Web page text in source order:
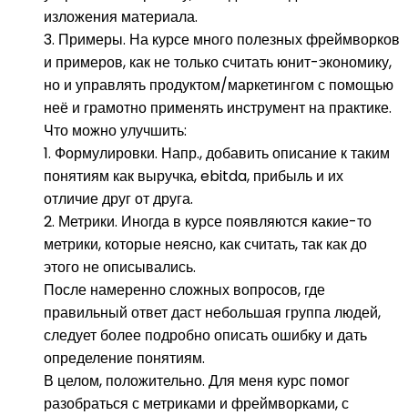
изложения материала.
3. Примеры. На курсе много полезных фреймворков
и примеров, как не только считать юнит-экономику,
но и управлять продуктом/маркетингом с помощью
неё и грамотно применять инструмент на практике.
Что можно улучшить:
1. Формулировки. Напр., добавить описание к таким
понятиям как выручка, ebitda, прибыль и их
отличие друг от друга.
2. Метрики. Иногда в курсе появляются какие-то
метрики, которые неясно, как считать, так как до
этого не описывались.
После намеренно сложных вопросов, где
правильный ответ даст небольшая группа людей,
следует более подробно описать ошибку и дать
определение понятиям.
В целом, положительно. Для меня курс помог
разобраться с метриками и фреймворками, с